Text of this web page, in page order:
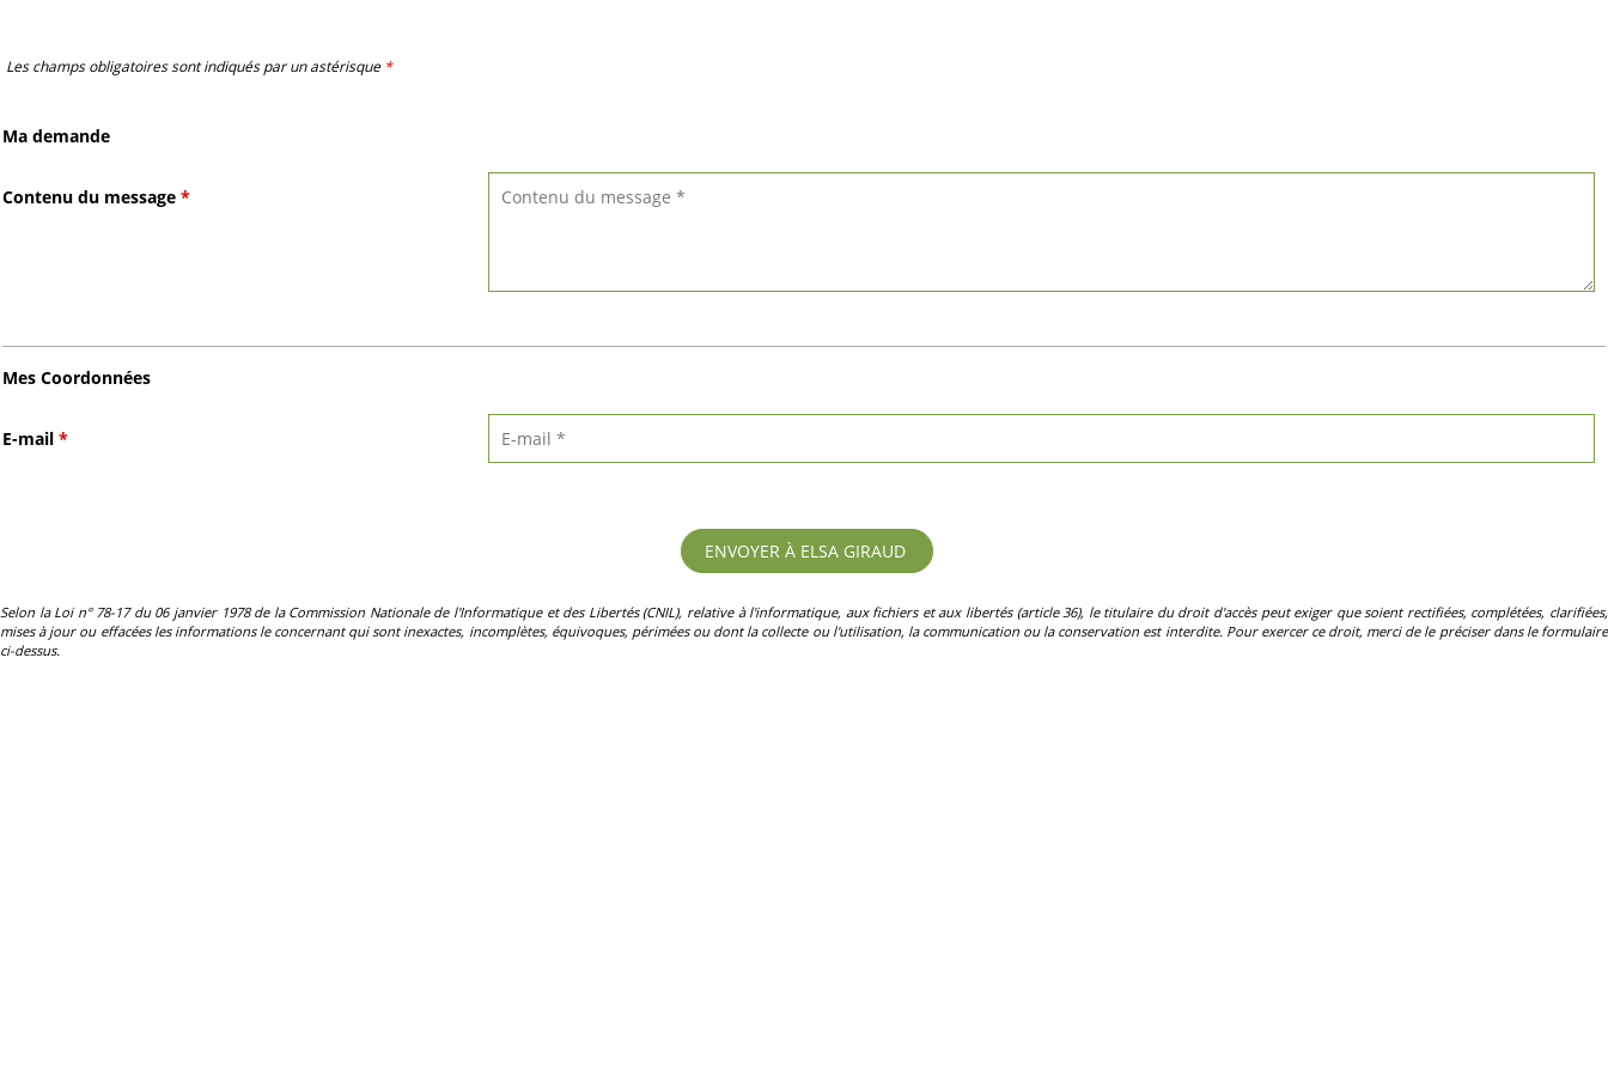
Les champs obligatoires sont indiqués par un astérisque *
Ma demande
Contenu du message *
Mes Coordonnées
E-mail *
Selon la Loi n° 78-17 du 06 janvier 1978 de la Commission Nationale de l'Informatique et des Libertés (CNIL), relative à l'informatique, aux fichiers et aux libertés (article 36), le titulaire du droit d'accès peut exiger que soient rectifiées, complétées, clarifiées,
mises à jour ou effacées les informations le concernant qui sont inexactes, incomplètes, équivoques, périmées ou dont la collecte ou l'utilisation, la communication ou la conservation est interdite. Pour exercer ce droit, merci de le préciser dans le formulaire
ci-dessus.